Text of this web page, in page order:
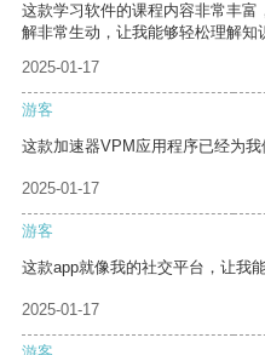
这款学习软件的课程内容非常丰
解非常生动，让我能够轻松理解知
2025-01-17
游客
这款加速器VPM应用程序已经为我
2025-01-17
游客
这款app就像我的社交平台，让我
2025-01-17